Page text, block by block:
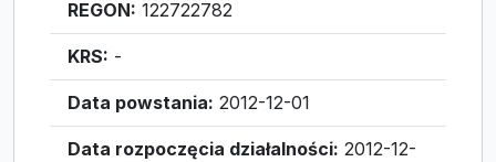
REGON: 122722782
KRS: -
Data powstania: 2012-12-01
Data rozpoczęcia działalności: 2012-12-